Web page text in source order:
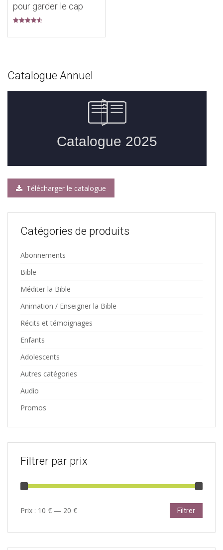
pour garder le cap
Catalogue Annuel
Télécharger le catalogue
Catégories de produits
Abonnements
Bible
Méditer la Bible
Animation / Enseigner la Bible
Récits et témoignages
Enfants
Adolescents
Autres catégories
Audio
Promos
Filtrer par prix
Prix
Prix
Filtrer
Prix : 10 € — 20 €